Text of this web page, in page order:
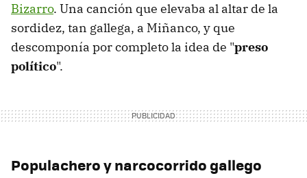
Bizarro. Una canción que elevaba al altar de la
sordidez, tan gallega, a Miñanco, y que
descomponía por completo la idea de "preso
político".
Populachero y narcocorrido gallego